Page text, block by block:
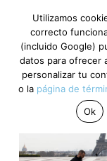
Utilizamos
correcto
(incluido Google)
datos para ofrecer
personalizar tu
o la página de
Ok